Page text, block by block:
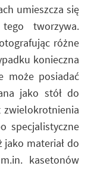
umieszcza się
tworzywa.
różne
konieczna
może posiadać
jako stół do
zwielokrotnienia
specjalistyczne
jako materiał do
kasetonów